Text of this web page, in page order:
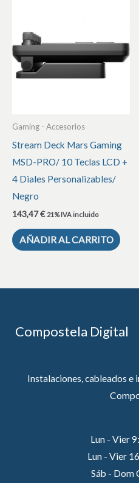
Gaming - Accesorios
Stream Deck Mars Gaming
MSD-PRO/ 10 Teclas LCD +
4 Diales Personalizables/
Negro
143,47€ 21% IVA incluido
AÑADIR AL CARRITO
Compostela Digital
Instalaciones, cableados e
Lun - Vier
Lun - Vier
Sáb - Dom